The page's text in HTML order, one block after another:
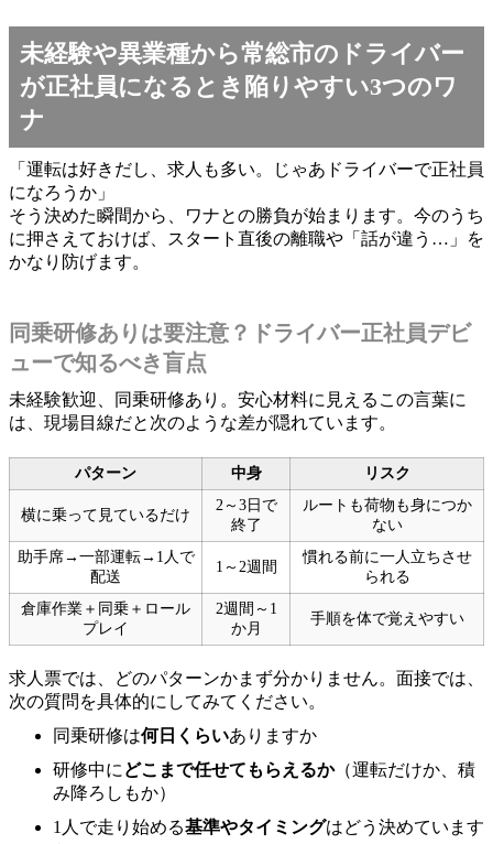
未経験や異業種から常総市のドライバー
が正社員になるとき陥りやすい3つのワ
ナ
「運転は好きだし、求人も多い。じゃあドライバーで正社員
になろうか」
そう決めた瞬間から、ワナとの勝負が始まります。今のうち
に押さえておけば、スタート直後の離職や「話が違う…」を
かなり防げます。
同乗研修ありは要注意？ドライバー正社員デビ
ューで知るべき盲点
未経験歓迎、同乗研修あり。安心材料に見えるこの言葉に
は、現場目線だと次のような差が隠れています。
パターン 中身 リスク
横に乗って見ているだけ
2～3日で
終了
ルートも荷物も身につか
ない
助手席→一部運転→1人で
配送
1～2週間
慣れる前に一人立ちさせ
られる
倉庫作業＋同乗＋ロール
プレイ
2週間～1
か月
手順を体で覚えやすい
求人票では、どのパターンかまず分かりません。面接では、
次の質問を具体的にしてみてください。
同乗研修は何日くらいありますか
研修中に どこまで任せてもらえるか（運転だけか、積
み降ろしもか）
1人で走り始める基準やタイミングはどう決めています